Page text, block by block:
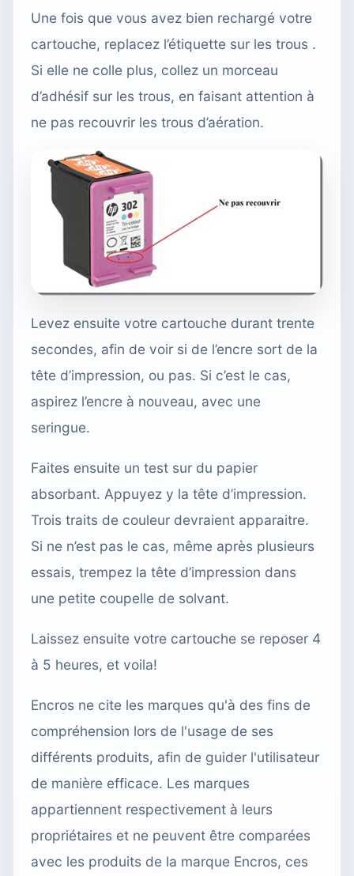
Une fois que vous avez bien rechargé votre
cartouche, replacez l’étiquette sur les trous .
Si elle ne colle plus, collez un morceau
d’adhésif sur les trous, en faisant attention à
ne pas recouvrir les trous d’aération.
Levez ensuite votre cartouche durant trente
secondes, afin de voir si de l’encre sort de la
tête d’impression, ou pas. Si c’est le cas,
aspirez l’encre à nouveau, avec une
seringue.
Faites ensuite un test sur du papier
absorbant. Appuyez y la tête d’impression.
Trois traits de couleur devraient apparaitre.
Si ne n’est pas le cas, même après plusieurs
essais, trempez la tête d’impression dans
une petite coupelle de solvant.
Laissez ensuite votre cartouche se reposer 4
à 5 heures, et voila!
Encros ne cite les marques qu'à des fins de
compréhension lors de l'usage de ses
différents produits, afin de guider l'utilisateur
de manière efficace. Les marques
appartiennent respectivement à leurs
propriétaires et ne peuvent être comparées
avec les produits de la marque Encros, ces